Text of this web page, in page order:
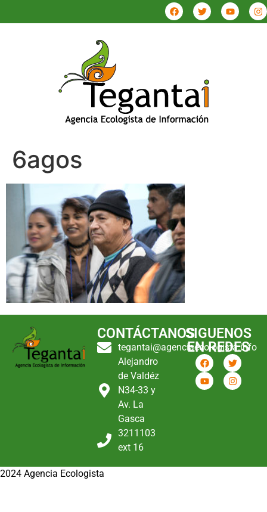
6agos
CONTÁCTANOS
tegantai@agenciaecologista.info
Alejandro
de Valdéz
N34-33 y
Av. La
Gasca
3211103
ext 16
SIGUENOS
EN REDES
2024 Agencia Ecologista